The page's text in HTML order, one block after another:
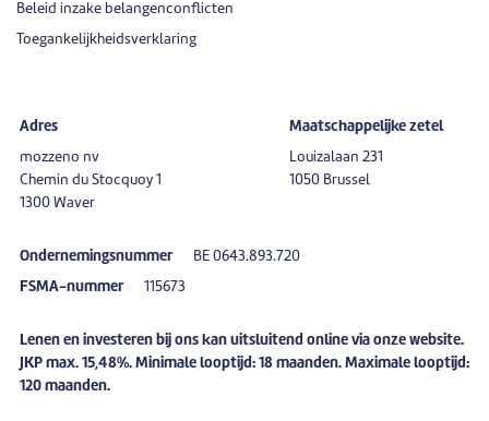
Beleid inzake belangenconflicten
Toegankelijkheidsverklaring
Adres
mozzeno nv
Chemin du Stocquoy 1
1300 Waver
Maatschappelijke zetel
Louizalaan 231
1050 Brussel
Ondernemingsnummer BE 0643.893.720
FSMA-nummer 115673
Lenen en investeren bij ons kan uitsluitend online via onze website.
JKP max. 15,48%. Minimale looptijd: 18 maanden. Maximale looptijd:
120 maanden.